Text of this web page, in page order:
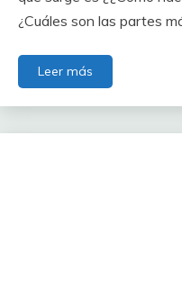
¿Cuáles son las partes
Leer más